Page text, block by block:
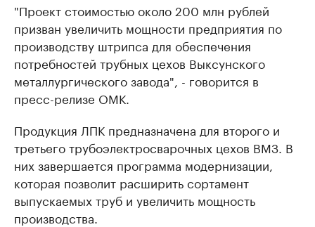
"Проект стоимостью около 200 млн рублей
призван увеличить мощности предприятия по
производству штрипса для обеспечения
потребностей трубных цехов Выксунского
металлургического завода", - говорится в
пресс-релизе ОМК.
Продукция ЛПК предназначена для второго и
третьего трубоэлектросварочных цехов ВМЗ. В
них завершается программа модернизации,
которая позволит расширить сортамент
выпускаемых труб и увеличить мощность
производства.